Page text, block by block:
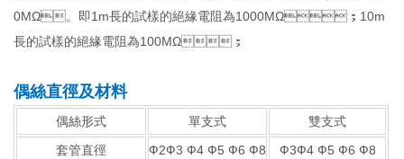
0MΩ。即1m長的試樣的絕緣電阻為1000MΩ；10m
長的試樣的絕緣電阻為100MΩ；
偶絲直徑及材料
偶絲形式 單支式
雙支式
套管直徑
Ф2Ф3 Ф4 Ф5 Ф6 Ф8 Ф3Ф4 Ф5 Ф6 Ф8